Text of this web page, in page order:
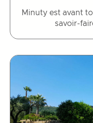
Minuty est avant
savoir-